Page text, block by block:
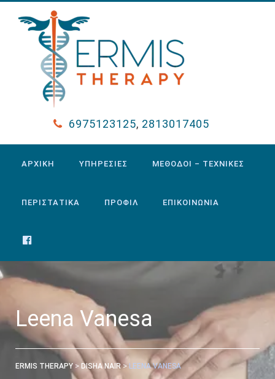
6975123125, 2813017405
ΑΡΧΙΚΗ ΥΠΗΡΕΣΙΕΣ ΜΕΘΟΔΟΙ – ΤΕΧΝΙΚΕΣ
ΠΕΡΙΣΤΑΤΙΚΑ ΠΡΟΦΙΛ ΕΠΙΚΟΙΝΩΝΙΑ
Leena Vanesa
ERMIS THERAPY > DISHA NAIR> LEENA VANESA